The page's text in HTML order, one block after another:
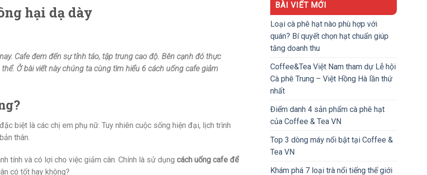
hại dạ dày
Cafe đem đến sự tỉnh táo, tập trung cao độ. Bên cạnh đó thực
Ở bài viết này chúng ta cùng tìm hiểu 6 cách uống cafe giảm
biệt là các chị em phụ nữ. Tuy nhiên cuộc sống hiện đại, lịch trình
thân.
tính và có lợi cho việc giảm cân. Chính là sử dụng cách uống cafe để
có tốt hay không?
BÀI VIẾT MỚI
Loại cà phê hạt nào phù hợp với
quán? Bí quyết chọn hạt chuẩn giúp
tăng doanh thu
Coffee&Tea Việt Nam tham dự Lễ hội
Cà phê Trung – Việt Hồng Hà lần thứ
nhất
Điểm danh 4 sản phẩm cà phê hạt
của Coffee & Tea VN
Top 3 dòng máy nổi bật tại Coffee &
Tea VN
Khám phá 7 loại trà nổi tiếng thế giới